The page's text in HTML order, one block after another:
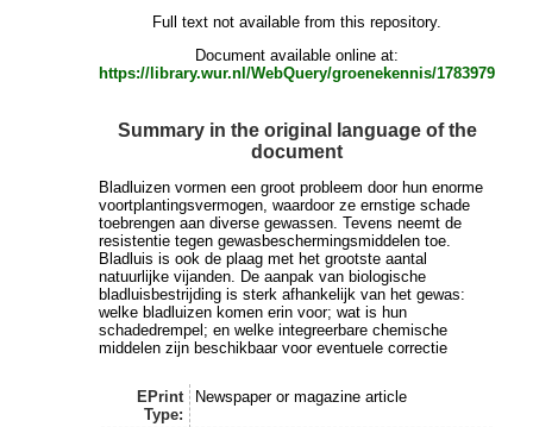
Full text not available from this repository.
Document available online at:
https://library.wur.nl/WebQuery/groenekennis/1783979
Summary in the original language of the
document
Bladluizen vormen een groot probleem door hun enorme
voortplantingsvermogen, waardoor ze ernstige schade
toebrengen aan diverse gewassen. Tevens neemt de
resistentie tegen gewasbeschermingsmiddelen toe.
Bladluis is ook de plaag met het grootste aantal
natuurlijke vijanden. De aanpak van biologische
bladluisbestrijding is sterk afhankelijk van het gewas:
welke bladluizen komen erin voor; wat is hun
schadedrempel; en welke integreerbare chemische
middelen zijn beschikbaar voor eventuele correctie
EPrint
Type:
Newspaper or magazine article